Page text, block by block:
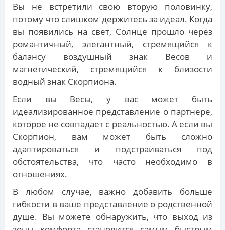
Вы не встретили свою вторую половинку,
потому что слишком держитесь за идеал. Когда
вы появились на свет, Солнце прошло через
романтичный, элегантный, стремящийся к
балансу воздушный знак Весов и
магнетический, стремящийся к близости
водный знак Скорпиона.
Если вы Весы, у вас может быть
идеализированное представление о партнере,
которое не совпадает с реальностью. А если вы
Скорпион, вам может быть сложно
адаптироваться и подстраиваться под
обстоятельства, что часто необходимо в
отношениях.
В любом случае, важно добавить больше
гибкости в ваше представление о родственной
душе. Вы можете обнаружить, что выход из